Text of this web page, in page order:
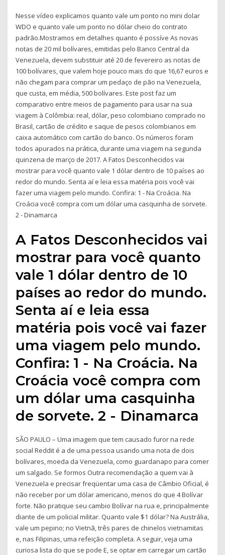
Nesse vídeo explicamos quanto vale um ponto no mini dolar
WDO e quanto vale um ponto no dólar cheio do contrato
padrão.Mostramos em detalhes quanto é possíve As novas
notas de 20 mil bolívares, emitidas pelo Banco Central da
Venezuela, devem substituir até 20 de fevereiro as notas de
100 bolívares, que valem hoje pouco mais do que 16,67 euros e
não chegam para comprar um pedaço de pão na Venezuela,
que custa, em média, 500 bolívares. Este post faz um
comparativo entre meios de pagamento para usar na sua
viagem à Colômbia: real, dólar, peso colombiano comprado no
Brasil, cartão de crédito e saque de pesos colombianos em
caixa automático com cartão do banco. Os números foram
todos apurados na prática, durante uma viagem na segunda
quinzena de março de 2017. A Fatos Desconhecidos vai
mostrar para você quanto vale 1 dólar dentro de 10 países ao
redor do mundo. Senta aí e leia essa matéria pois você vai
fazer uma viagem pelo mundo. Confira: 1 - Na Croácia. Na
Croácia você compra com um dólar uma casquinha de sorvete.
2 - Dinamarca
A Fatos Desconhecidos vai
mostrar para você quanto
vale 1 dólar dentro de 10
países ao redor do mundo.
Senta aí e leia essa
matéria pois você vai fazer
uma viagem pelo mundo.
Confira: 1 - Na Croácia. Na
Croácia você compra com
um dólar uma casquinha
de sorvete. 2 - Dinamarca
SÃO PAULO – Uma imagem que tem causado furor na rede
social Reddit é a de uma pessoa usando uma nota de dois
bolívares, moeda da Venezuela, como guardanapo para comer
um salgado. Se formos Outra recomendação a quem vai à
Venezuela e precisar freqüentar uma casa de Câmbio Oficial, é
não receber por um dólar americano, menos do que 4 Bolívar
forte. Não pratique seu cambio Bolívar na rua e, principalmente
diante de um policial militar. Quanto vale $1 dólar? Na Austrália,
vale um pepino; no Vietnã, três pares de chinelos vietnamitas
e, nas Filipinas, uma refeição completa. A seguir, veja uma
curiosa lista do que se pode E, se optar em carregar um cartão